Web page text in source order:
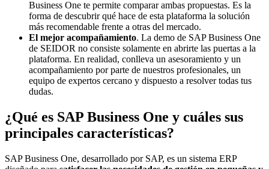
Business One te permite comparar ambas propuestas. Es la
forma de descubrir qué hace de esta plataforma la solución
más recomendable frente a otras del mercado.
El mejor acompañamiento. La demo de SAP Business One
de SEIDOR no consiste solamente en abrirte las puertas a la
plataforma. En realidad, conlleva un asesoramiento y un
acompañamiento por parte de nuestros profesionales, un
equipo de expertos cercano y dispuesto a resolver todas tus
dudas.
¿Qué es SAP Business One y cuáles sus
principales características?
SAP Business One, desarrollado por SAP, es un sistema ERP